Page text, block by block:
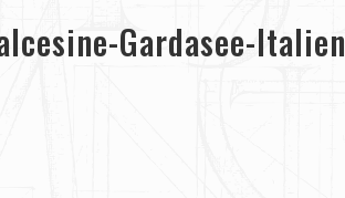
Gardasee-Italien